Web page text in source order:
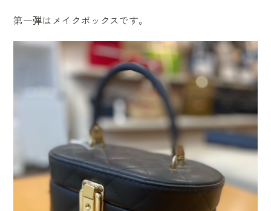
第一弾はメイクボックスです。